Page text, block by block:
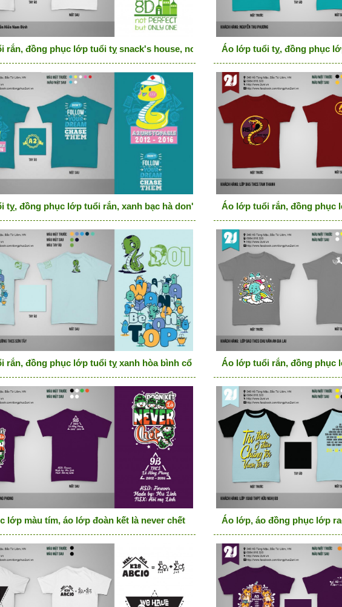
rắn, đồng phục lớp tuổi tỵ snack's house, not perfect but only one
Áo lớp tuổi tỵ, đồng phục
tỵ, đồng phục lớp tuổi rắn, xanh bạc hà don't follow your dream chase them
Áo lớp tuổi rắn, đồng phục
rắn, đồng phục lớp tuổi tỵ xanh hòa bình cổ tròn wanna be on top
Áo lớp tuổi rắn, đồng phục
lớp màu tím, áo lớp đoàn kết là never chết Áo lớp, áo đồng phục lớp